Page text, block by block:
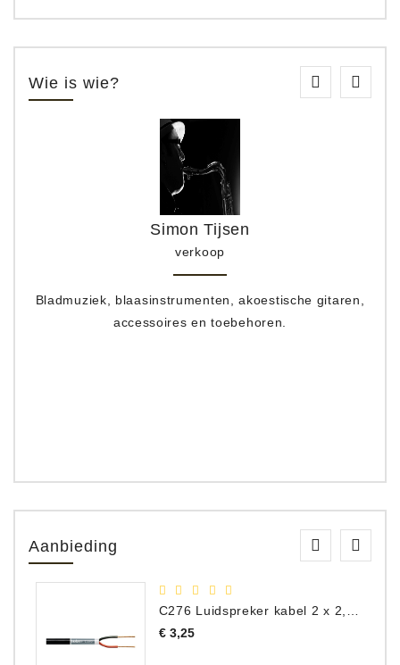
Wie is wie?
Simon Tijsen
verkoop
Bladmuziek, blaasinstrumenten, akoestische gitaren,
accessoires en toebehoren.
Aanbieding
€ 3,25Prijs